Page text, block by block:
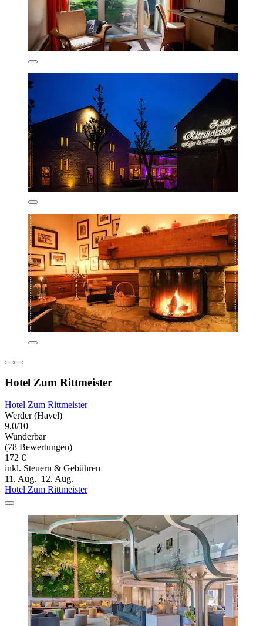
Hotel Zum Rittmeister
Hotel Zum Rittmeister
Werder (Havel)
9,0/10
Wunderbar
(78 Bewertungen)
172 €
inkl. Steuern & Gebühren
11. Aug.–12. Aug.
Hotel Zum Rittmeister